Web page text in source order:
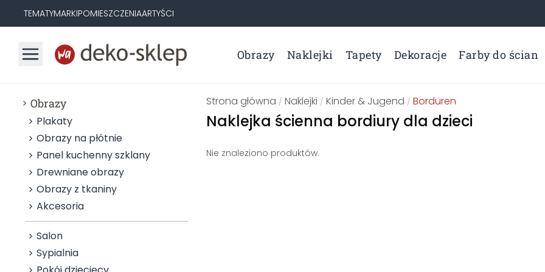
TEMATYMARKIPOMIESZCZENIAARTYŚCI
Obrazy Naklejki Tapety Dekoracje Farby do ścian
Obrazy
Plakaty
Obrazy na płótnie
Panel kuchenny szklany
Drewniane obrazy
Obrazy z tkaniny
Akcesoria
Salon
Sypialnia
Strona główna / Naklejki / Kinder & Jugend / Bordüren
Naklejka ścienna bordiury dla dzieci
Nie znaleziono produktów.